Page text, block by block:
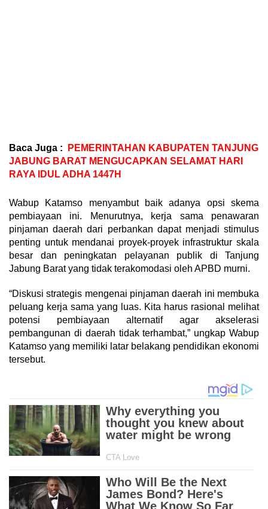
Baca Juga :
PEMERINTAHAN KABUPATEN TANJUNG
JABUNG BARAT MENGUCAPKAN SELAMAT HARI
RAYA IDUL ADHA 1447H
Wabup Katamso menyambut baik adanya opsi skema
pembiayaan ini. Menurutnya, kerja sama penawaran
pinjaman daerah dari perbankan dapat menjadi stimulus
penting untuk mendanai proyek-proyek infrastruktur skala
besar dan peningkatan pelayanan publik di Tanjung
Jabung Barat yang tidak terakomodasi oleh APBD murni.
“Diskusi strategis mengenai pinjaman daerah ini membuka
peluang kerja sama yang luas. Kita harus rasional melihat
potensi pembiayaan alternatif agar akselerasi
pembangunan di daerah tidak terhambat,” ungkap Wabup
Katamso yang memiliki latar belakang pendidikan ekonomi
tersebut.